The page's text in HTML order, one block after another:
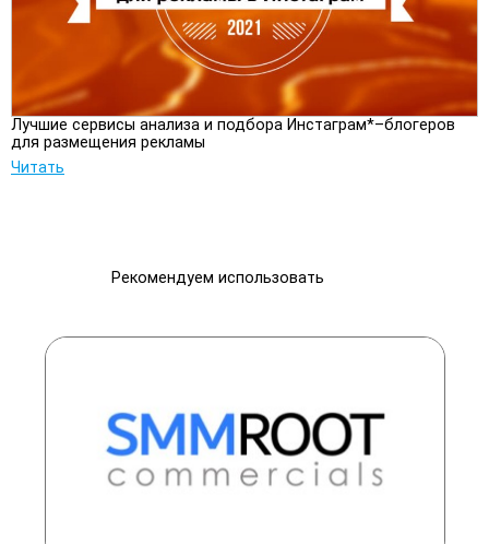
Лучшие сервисы анализа и подбора Инстаграм*–блогеров
для размещения рекламы
Читать
Рекомендуем использовать